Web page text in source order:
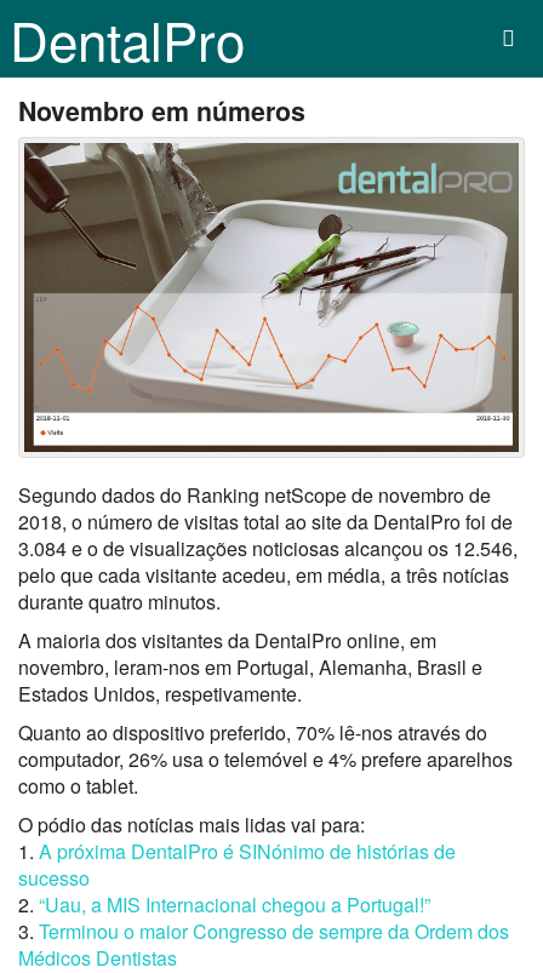
DentalPro
Novembro em números
Segundo dados do Ranking netScope de novembro de
2018, o número de visitas total ao site da DentalPro foi de
3.084 e o de visualizações noticiosas alcançou os 12.546,
pelo que cada visitante acedeu, em média, a três notícias
durante quatro minutos.
A maioria dos visitantes da DentalPro online, em
novembro, leram-nos em Portugal, Alemanha, Brasil e
Estados Unidos, respetivamente.
Quanto ao dispositivo preferido, 70% lê-nos através do
computador, 26% usa o telemóvel e 4% prefere aparelhos
como o tablet.
O pódio das notícias mais lidas vai para:
1. A próxima DentalPro é SINónimo de histórias de
sucesso
2. “Uau, a MIS Internacional chegou a Portugal!”
3. Terminou o maior Congresso de sempre da Ordem dos
Médicos Dentistas